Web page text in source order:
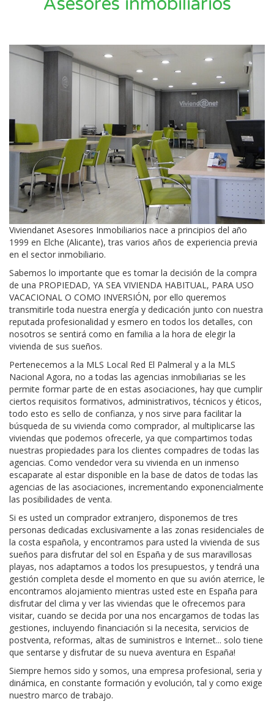
Viviendanet Asesores Inmobiliarios nace a principios del año
1999 en Elche (Alicante), tras varios años de experiencia previa
en el sector inmobiliario.
Sabemos lo importante que es tomar la decisión de la compra
de una PROPIEDAD, YA SEA VIVIENDA HABITUAL, PARA USO
VACACIONAL O COMO INVERSIÓN, por ello queremos
transmitirle toda nuestra energía y dedicación junto con nuestra
reputada profesionalidad y esmero en todos los detalles, con
nosotros se sentirá como en familia a la hora de elegir la
vivienda de sus sueños.
Pertenecemos a la MLS Local Red El Palmeral y a la MLS
Nacional Agora, no a todas las agencias inmobiliarias se les
permite formar parte de en estas asociaciones, hay que cumplir
ciertos requisitos formativos, administrativos, técnicos y éticos,
todo esto es sello de confianza, y nos sirve para facilitar la
búsqueda de su vivienda como comprador, al multiplicarse las
viviendas que podemos ofrecerle, ya que compartimos todas
nuestras propiedades para los clientes compadres de todas las
agencias. Como vendedor vera su vivienda en un inmenso
escaparate al estar disponible en la base de datos de todas las
agencias de las asociaciones, incrementando exponencialmente
las posibilidades de venta.
Si es usted un comprador extranjero, disponemos de tres
personas dedicadas exclusivamente a las zonas residenciales de
la costa española, y encontramos para usted la vivienda de sus
sueños para disfrutar del sol en España y de sus maravillosas
playas, nos adaptamos a todos los presupuestos, y tendrá una
gestión completa desde el momento en que su avión aterrice, le
encontramos alojamiento mientras usted este en España para
disfrutar del clima y ver las viviendas que le ofrecemos para
visitar, cuando se decida por una nos encargamos de todas las
gestiones, incluyendo financiación si la necesita, servicios de
postventa, reformas, altas de suministros e Internet... solo tiene
que sentarse y disfrutar de su nueva aventura en España!
Siempre hemos sido y somos, una empresa profesional, seria y
dinámica, en constante formación y evolución, tal y como exige
nuestro marco de trabajo.